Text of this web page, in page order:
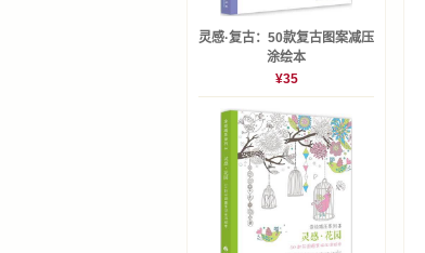
灵感·复古：50款复古图案减压
涂绘本
¥35